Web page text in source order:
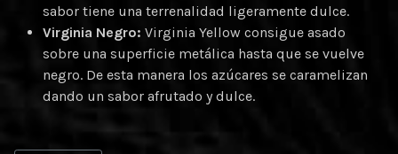
sabor tiene una terrenalidad ligeramente dulce.
Virginia Negro: Virginia Yellow consigue asado
sobre una superficie metálica hasta que se vuelve
negro. De esta manera los azúcares se caramelizan
dando un sabor afrutado y dulce.